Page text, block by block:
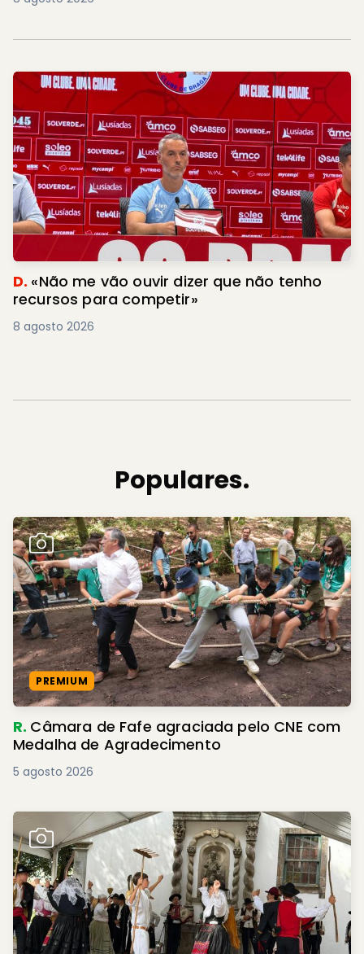
D. «Não me vão ouvir dizer que não tenho
recursos para competir»
8 agosto 2026
Populares.
PREMIUM
R. Câmara de Fafe agraciada pelo CNE com
Medalha de Agradecimento
5 agosto 2026